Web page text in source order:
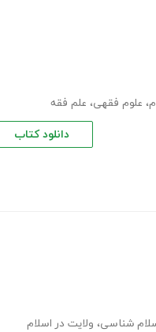
، علوم فقهی، علم فقه
دانلود کتاب
شناسی، ولایت در اسلام